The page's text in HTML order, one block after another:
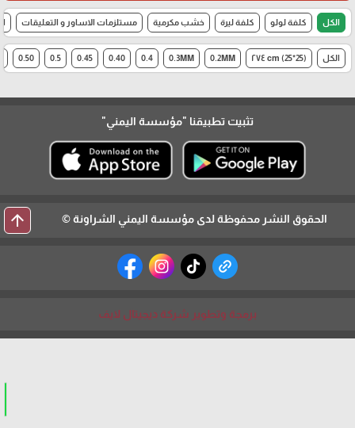
الكل كلفة لولو كلفة ليرة خشب مكرمية مستلزمات الاساور و التعليقات
الكل (25*25) cm ٢٧٤ 0.2MM
0.3MM
0.4
0.40
0.45
0.5
0.50
تثبيت تطبيقنا "مؤسسة اليمني"
الحقوق النشر محفوظة لدى مؤسسة اليمني الشراونة © arrow_upward
برمجة وتطوير شركة ديجيتال لايف